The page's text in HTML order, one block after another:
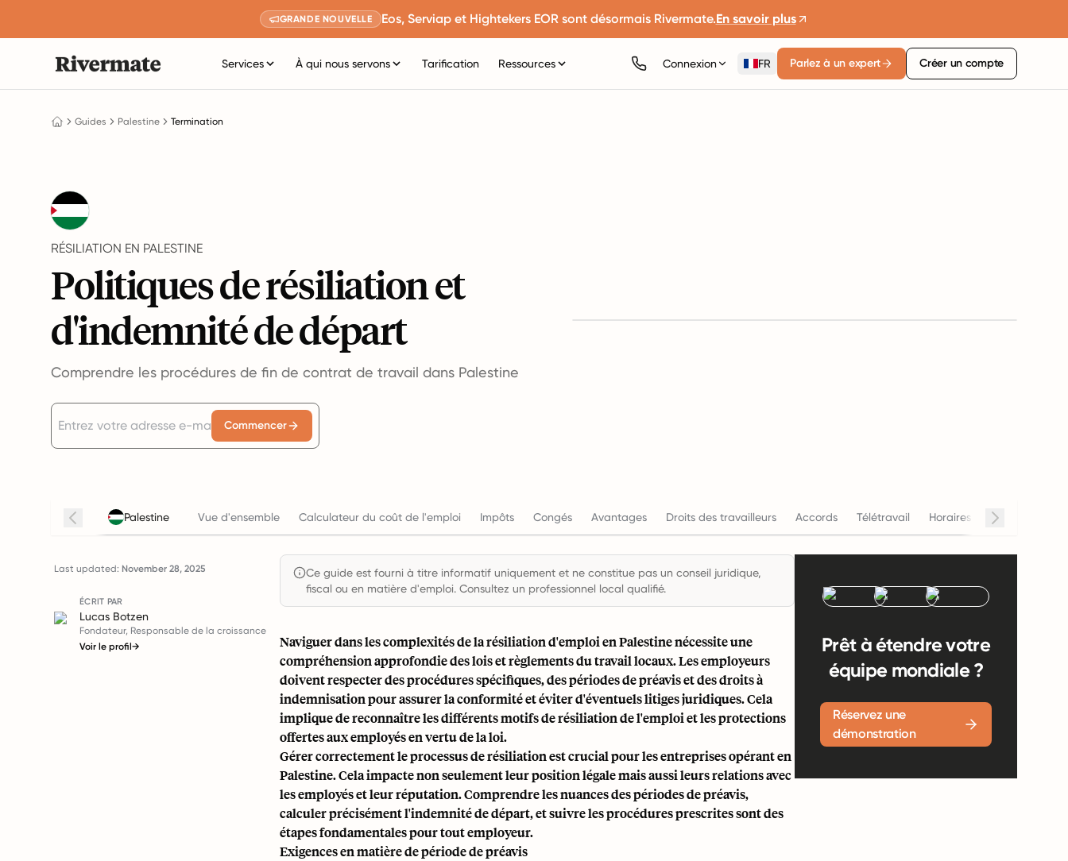
GRANDE NOUVELLE Eos, Serviap et Hightekers EOR sont désormais Rivermate.En savoir plus
Services À qui nous servons Tarification Ressources Connexion FR Parlez à un expert Créer un compte
Guides Palestine Termination
RÉSILIATION EN PALESTINE
Politiques de résiliation et
d'indemnité de départ
Comprendre les procédures de fin de contrat de travail dans Palestine
Commencer
Palestine Vue d'ensemble Calculateur du coût de l'emploi Impôts Congés Avantages Droits des travailleurs Accords Télétravail Horaires de travail
Last updated: November 28, 2025
ÉCRIT PAR
Lucas Botzen
Fondateur, Responsable de la croissance
Voir le profil→
Ce guide est fourni à titre informatif uniquement et ne constitue pas un conseil juridique,
fiscal ou en matière d'emploi. Consultez un professionnel local qualifié.
Naviguer dans les complexités de la résiliation d'emploi en Palestine nécessite une
compréhension approfondie des lois et règlements du travail locaux. Les employeurs
doivent respecter des procédures spécifiques, des périodes de préavis et des droits à
indemnisation pour assurer la conformité et éviter d'éventuels litiges juridiques. Cela
implique de reconnaître les différents motifs de résiliation de l'emploi et les protections
offertes aux employés en vertu de la loi.
Gérer correctement le processus de résiliation est crucial pour les entreprises opérant en
Palestine. Cela impacte non seulement leur position légale mais aussi leurs relations avec
les employés et leur réputation. Comprendre les nuances des périodes de préavis,
calculer précisément l'indemnité de départ, et suivre les procédures prescrites sont des
étapes fondamentales pour tout employeur.
Exigences en matière de période de préavis
Prêt à étendre votre
équipe mondiale ?
Réservez une
démonstration